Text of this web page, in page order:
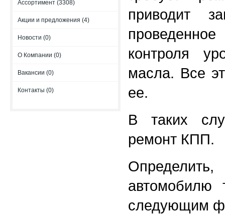
Ассортимент (3308)
Акции и предложения (4)
Новости (0)
О Компании (0)
Вакансии (0)
Контакты (0)
приводит
контроля
масла. Все
ее.
В таких
ремонт КПП.
автомобилю
следующим